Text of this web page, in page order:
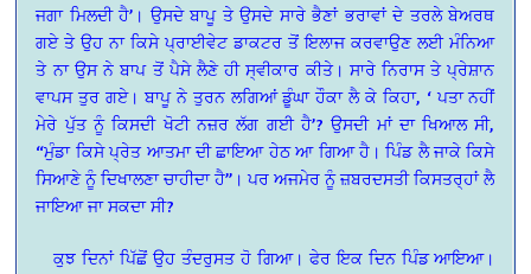
ਜਗਾ ਮਿਲਦੀ ਹੈ’। ਉਸਦੇ ਬਾਪੂ ਤੇ ਉਸਦੇ ਸਾਰੇ ਭੈਣਾਂ ਭਰਾਵਾਂ ਦੇ ਤਰਲੇ ਬੇਅਰਥ
ਗਏ ਤੇ ਉਹ ਨਾ ਕਿਸੇ ਪ੍ਰਾਈਵੇਟ ਡਾਕਟਰ ਤੋਂ ਇਲਾਜ ਕਰਵਾਉਣ ਲਈ ਮੰਨਿਆ
ਤੇ ਨਾ ਉਸ ਨੇ ਬਾਪ ਤੋਂ ਪੈਸੇ ਲੈਣੇ ਹੀ ਸ੍ਵੀਕਾਰ ਕੀਤੇ। ਸਾਰੇ ਨਿਰਾਸ ਤੇ ਪ੍ਰੇਸ਼ਾਨ
ਵਾਪਸ ਤੁਰ ਗਏ। ਬਾਪੂ ਨੇ ਤੁਰਨ ਲਗਿਆਂ ਡੂੰਘਾ ਹੌਕਾ ਲੈ ਕੇ ਕਿਹਾ, ‘ ਪਤਾ ਨਹੀਂ
ਮੇਰੇ ਪੁੱਤ ਨੂੰ ਕਿਸਦੀ ਖੋਟੀ ਨਜ਼ਰ ਲੱਗ ਗਈ ਹੈ’? ਉਸਦੀ ਮਾਂ ਦਾ ਖਿਆਲ ਸੀ,
“ਮੁੰਡਾ ਕਿਸੇ ਪ੍ਰੇਤ ਆਤਮਾ ਦੀ ਛਾਇਆ ਹੇਠ ਆ ਗਿਆ ਹੈ। ਪਿੰਡ ਲੈ ਜਾਕੇ ਕਿਸੇ
ਸਿਆਣੇ ਨੂੰ ਦਿਖਾਲਣਾ ਚਾਹੀਦਾ ਹੈ”। ਪਰ ਅਜਮੇਰ ਨੂੰ ਜ਼ਬਰਦਸਤੀ ਕਿਸਤਰ੍ਹਾਂ ਲੈ
ਜਾਇਆ ਜਾ ਸਕਦਾ ਸੀ?
ਕੁਝ ਦਿਨਾਂ ਪਿੱਛੋਂ ਉਹ ਤੰਦਰੁਸਤ ਹੋ ਗਿਆ। ਫੇਰ ਇਕ ਦਿਨ ਪਿੰਡ ਆਇਆ।